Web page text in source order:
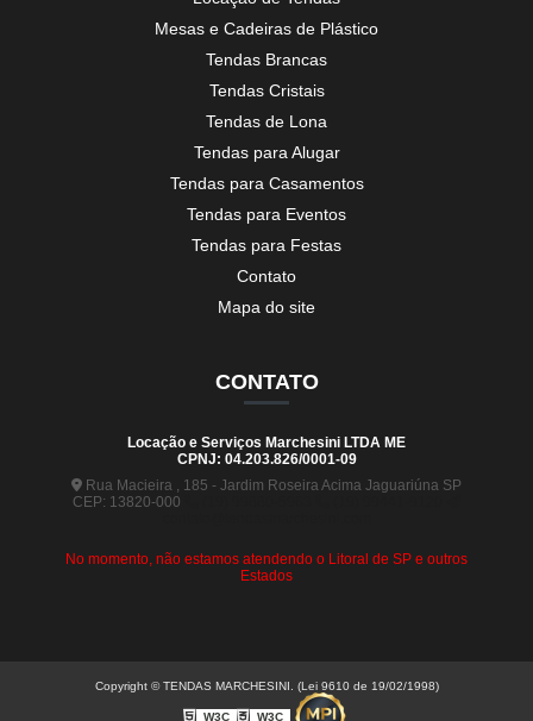
Mesas e Cadeiras de Plástico
Tendas Brancas
Tendas Cristais
Tendas de Lona
Tendas para Alugar
Tendas para Casamentos
Tendas para Eventos
Tendas para Festas
Contato
Mapa do site
CONTATO
Locação e Serviços Marchesini LTDA ME
CPNJ: 04.203.826/0001-09
Rua Macieira , 185 - Jardim Roseira Acima Jaguariúna SP
CEP: 13820-000
No momento, não estamos atendendo o Litoral de SP e outros
Estados
Copyright © TENDAS MARCHESINI. (Lei 9610 de 19/02/1998)
W3C W3C